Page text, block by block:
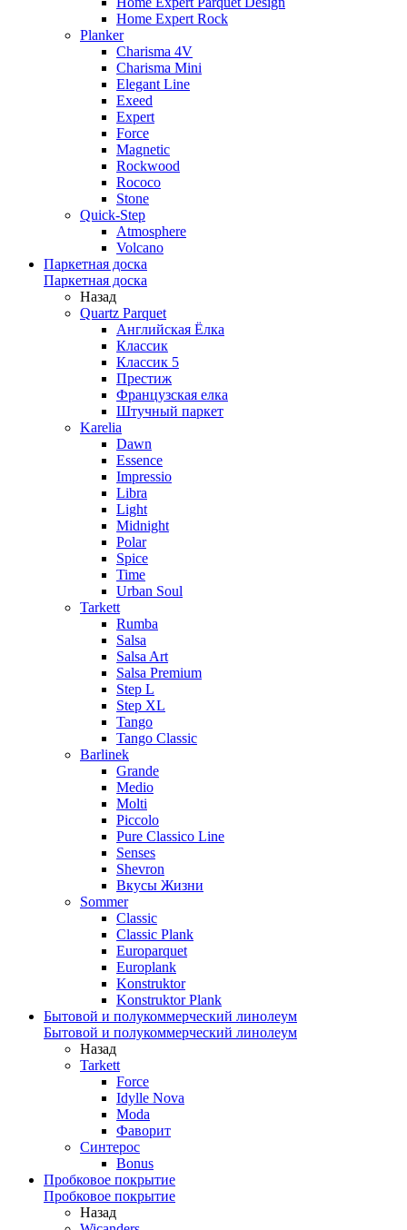
Home Expert Rock
Planker
Charisma 4V
Charisma Mini
Elegant Line
Exeed
Expert
Force
Magnetic
Rockwood
Rococo
Stone
Quick-Step
Atmosphere
Volcano
Паркетная доска
Паркетная доска
Назад
Quartz Parquet
Английская Ёлка
Классик
Классик 5
Престиж
Французская елка
Штучный паркет
Karelia
Dawn
Essence
Impressio
Libra
Light
Midnight
Polar
Spice
Time
Urban Soul
Tarkett
Rumba
Salsa
Salsa Art
Salsa Premium
Step L
Step XL
Tango
Tango Classic
Barlinek
Grande
Medio
Molti
Piccolo
Pure Classico Line
Senses
Shevron
Вкусы Жизни
Sommer
Classic
Classic Plank
Europarquet
Europlank
Konstruktor
Konstruktor Plank
Бытовой и полукоммерческий линолеум
Бытовой и полукоммерческий линолеум
Назад
Tarkett
Force
Idylle Nova
Moda
Фаворит
Синтерос
Bonus
Пробковое покрытие
Пробковое покрытие
Назад